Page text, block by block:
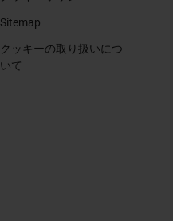
Sitemap
クッキーの取り扱いにつ
いて